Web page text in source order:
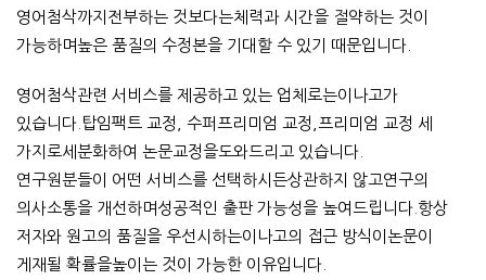
영어첨삭까지전부하는 것보다는체력과 시간을 절약하는 것이
가능하며높은 품질의 수정본을 기대할 수 있기 때문입니다.
영어첨삭관련 서비스를 제공하고 있는 업체로는이나고가
있습니다.탑임팩트 교정, 수퍼프리미엄 교정,프리미엄 교정 세
가지로세분화하여 논문교정을도와드리고 있습니다.
연구원분들이 어떤 서비스를 선택하시든상관하지 않고연구의
의사소통을 개선하며성공적인 출판 가능성을 높여드립니다.항상
저자와 원고의 품질을 우선시하는이나고의 접근 방식이논문이
게재될 확률을높이는 것이 가능한 이유입니다.